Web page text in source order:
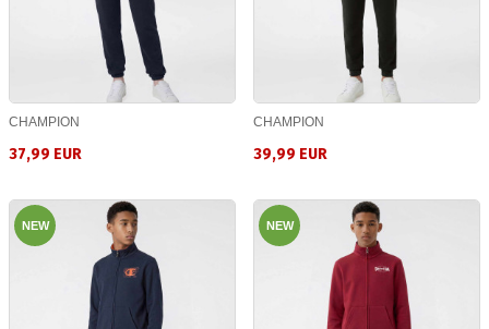
CHAMPION
37,99 EUR
CHAMPION
39,99 EUR
NEW NEW